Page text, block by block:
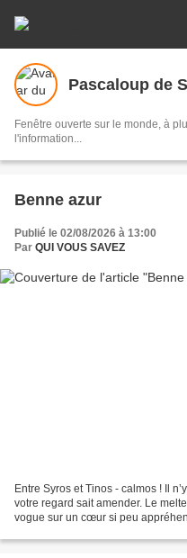
Pascaloup de
Fenêtre ouverte sur le monde, à
l'information...
Benne azur
Publié le 02/08/2026 à 13:00
Par QUI VOUS SAVEZ
Entre Syros et Tinos - calmos ! Il
votre regard sait amender. Le
vogue sur un cœur si peu